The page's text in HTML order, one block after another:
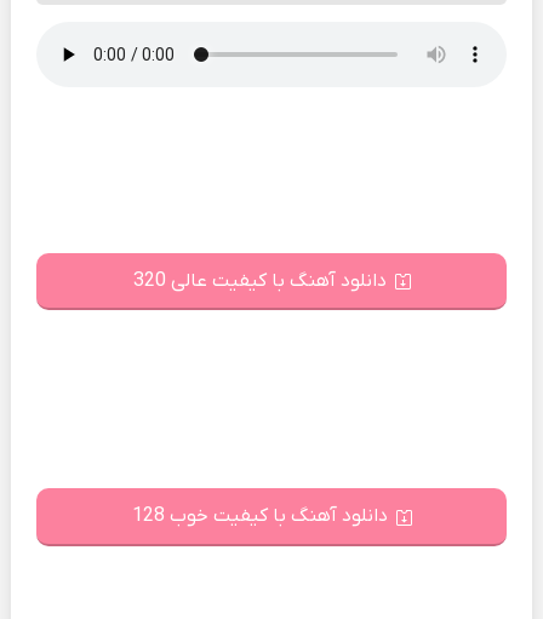
دانلود آهنگ با کیفیت عالی 320
دانلود آهنگ با کیفیت خوب 128